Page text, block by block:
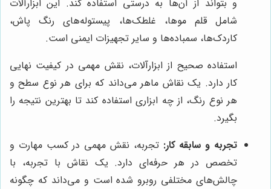
و بتواند از آن‌ها به درستی استفاده کند. این ابزارآلات
شامل قلم موها، غلطک‌ها، پیستوله‌های رنگ پاش،
کاردک‌ها، سمباده‌ها و سایر تجهیزات ایمنی است.
استفاده صحیح از ابزارآلات، نقش مهمی در کیفیت نهایی
کار دارد. یک نقاش ماهر می‌داند که برای هر نوع سطح و
هر نوع رنگ، از چه ابزاری استفاده کند تا بهترین نتیجه را
بگیرد.
تجربه و سابقه کار: تجربه، نقش مهمی در کسب مهارت و
تخصص در هر حرفه‌ای دارد. یک نقاش با تجربه، با
چالش‌های مختلفی روبرو شده است و می‌داند که چگونه